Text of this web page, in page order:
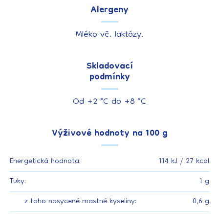
Alergeny
Mléko vč. laktózy.
Skladovací
podmínky
Od +2 °C do +8 °C
Výživové hodnoty na 100 g
Energetická hodnota:
114 kJ / 27 kcal
Tuky:
1 g
z toho nasycené mastné kyseliny:
0,6 g